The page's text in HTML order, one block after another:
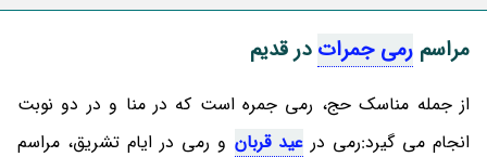
مراسم رمی جمرات در قدیم
از جمله مناسک حج، رمی جمره است که در منا و در دو نوبت
انجام می گیرد:رمی درعید قربان و رمی در ایام تشریق، مراسم